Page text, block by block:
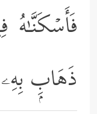
ذَهَابِۭ